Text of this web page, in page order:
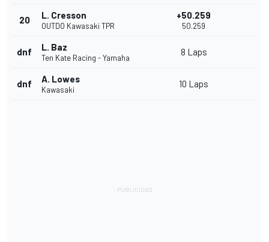
20 L. Cresson
OUTDO Kawasaki TPR
+50.259
50.259
dnf L. Baz
Ten Kate Racing - Yamaha
8 Laps
dnf A. Lowes
Kawasaki
10 Laps